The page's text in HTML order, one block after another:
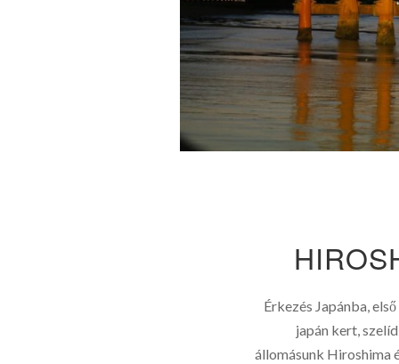
Érkezés Japánba,
japán kert,
állomásunk Hiroshima